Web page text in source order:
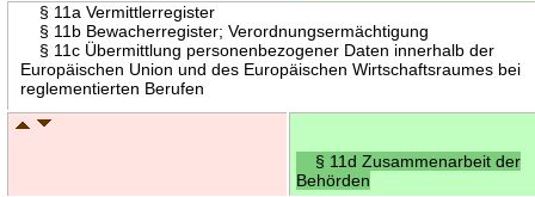
§ 11a Vermittlerregister
§ 11b Bewacherregister; Verordnungsermächtigung
§ 11c Übermittlung personenbezogener Daten innerhalb der
Europäischen Union und des Europäischen Wirtschaftsraumes bei
reglementierten Berufen
§ 11d Zusammenarbeit der
Behörden